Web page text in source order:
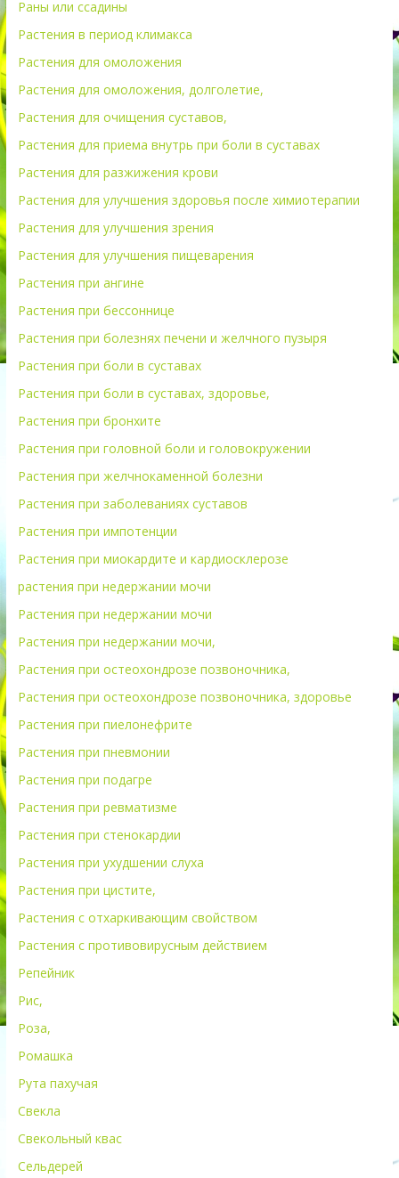
Раны или ссадины
Растения в период климакса
Растения для омоложения
Растения для омоложения, долголетие,
Растения для очищения суставов,
Растения для приема внутрь при боли в суставах
Растения для разжижения крови
Растения для улучшения здоровья после химиотерапии
Растения для улучшения зрения
Растения для улучшения пищеварения
Растения при ангине
Растения при бессоннице
Растения при болезнях печени и желчного пузыря
Растения при боли в суставах
Растения при боли в суставах, здоровье,
Растения при бронхите
Растения при головной боли и головокружении
Растения при желчнокаменной болезни
Растения при заболеваниях суставов
Растения при импотенции
Растения при миокардите и кардиосклерозе
растения при недержании мочи
Растения при недержании мочи
Растения при недержании мочи,
Растения при остеохондрозе позвоночника,
Растения при остеохондрозе позвоночника, здоровье
Растения при пиелонефрите
Растения при пневмонии
Растения при подагре
Растения при ревматизме
Растения при стенокардии
Растения при ухудшении слуха
Растения при цистите,
Растения с отхаркивающим свойством
Растения с противовирусным действием
Репейник
Рис,
Роза,
Ромашка
Рута пахучая
Свекла
Свекольный квас
Сельдерей